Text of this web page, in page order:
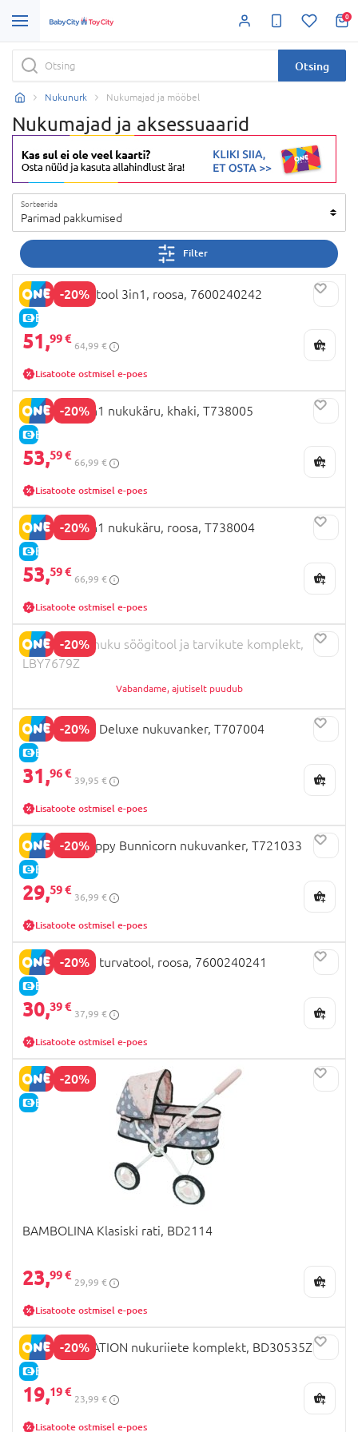
0
Otsing
Nukunurk Nukumajad ja mööbel
Nukumajad ja aksessuaarid
Sorteerida
Parimad pakkumised
Filter
-20%
E-HIND
SMOBY nukutool 3in1, roosa, 7600240242
51,99 €
64,99 €
Lisatoote ostmisel e-poes
-20%
E-HIND
509 Crew 2in1 nukukäru, khaki, T738005
53,59 €
66,99 €
Lisatoote ostmisel e-poes
-20%
E-HIND
509 Crew 2in1 nukukäru, roosa, T738004
53,59 €
66,99 €
Lisatoote ostmisel e-poes
-20%
LULLABABY nuku söögitool ja tarvikute komplekt,
LBY7679Z
Vabandame, ajutiselt puudub
-20%
E-HIND
509 Crew Go Deluxe nukuvanker, T707004
31,96 €
39,95 €
Lisatoote ostmisel e-poes
-20%
E-HIND
509 Crew Happy Bunnicorn nukuvanker, T721033
29,59 €
36,99 €
Lisatoote ostmisel e-poes
-20%
E-HIND
SMOBY nuku turvatool, roosa, 7600240241
30,39 €
37,99 €
Lisatoote ostmisel e-poes
-20%
E-HIND
BAMBOLINA Klasiski rati, BD2114
23,99 €
29,99 €
Lisatoote ostmisel e-poes
-20%
E-HIND
OUR GENERATION nukuriiete komplekt, BD30535Z
19,19 €
23,99 €
Lisatoote ostmisel e-poes